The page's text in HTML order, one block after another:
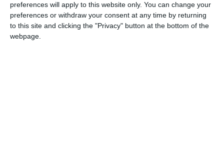
preferences will apply to this website only. You can change your
preferences or withdraw your consent at any time by returning
to this site and clicking the "Privacy" button at the bottom of the
webpage.
În faza de fond a procesului, derulată la Judecătoria
Constanța, inculpații au încercat să se apere susținând că au
fost provocați, că s-au aflat în „legitimă apărare” sau că
evenimentul a fost doar o „îmbrânceală colectivă”.